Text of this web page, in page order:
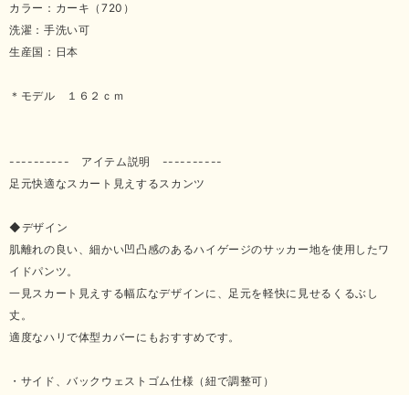
カラー：カーキ（720）
洗濯：手洗い可
生産国：日本
＊モデル １６２ｃｍ
---------- アイテム説明 ----------
足元快適なスカート見えするスカンツ
◆デザイン
肌離れの良い、細かい凹凸感のあるハイゲージのサッカー地を使用したワ
イドパンツ。
一見スカート見えする幅広なデザインに、足元を軽快に見せるくるぶし
丈。
適度なハリで体型カバーにもおすすめです。
・サイド、バックウェストゴム仕様（紐で調整可）